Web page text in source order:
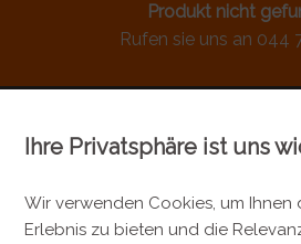
Produkt nicht
Rufen sie uns an 044
KONTAKT
Metzgerei Künzli AG
Mülistrasse 7
Ihre Privatsphäre ist uns
Wir verwenden Cookies, um
Erlebnis zu bieten und die